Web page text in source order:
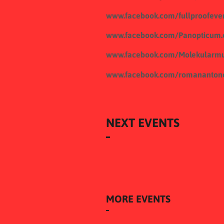
www.facebook.com/
www.facebook.com/
www.facebook.com/
www.facebook.com/
NEXT EVENTS
MORE EVENTS